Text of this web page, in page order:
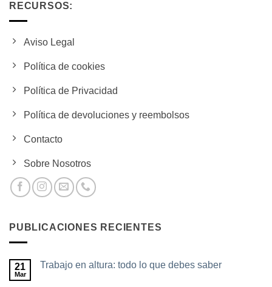
RECURSOS:
Aviso Legal
Política de cookies
Política de Privacidad
Política de devoluciones y reembolsos
Contacto
Sobre Nosotros
PUBLICACIONES RECIENTES
21
Mar
Trabajo en altura: todo lo que debes saber